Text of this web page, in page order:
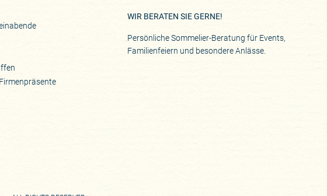
WIR BERATEN SIE GERNE!
Persönliche Sommelier-Beratung für Events,
Familienfeiern und besondere Anlässe.